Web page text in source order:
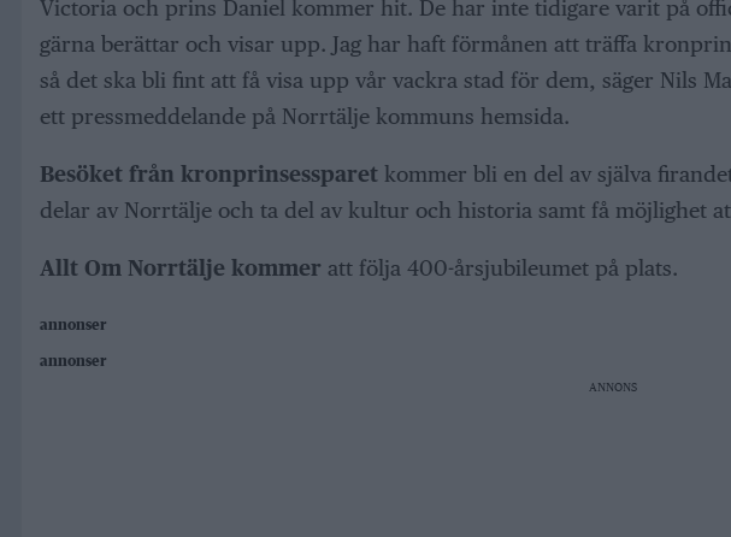
Victoria och prins Daniel kommer hit. De har inte tidigare varit på
gärna berättar och visar upp. Jag har haft förmånen att träffa
så det ska bli fint att få visa upp vår vackra stad för dem, säger Nils
ett pressmeddelande på Norrtälje kommuns hemsida.
Besöket från kronprinsessparet kommer bli en del av själva
delar av Norrtälje och ta del av kultur och historia samt få möjlighet
Allt Om Norrtälje kommer att följa 400-årsjubileumet på plats.
annonser
annonser
ANNONS